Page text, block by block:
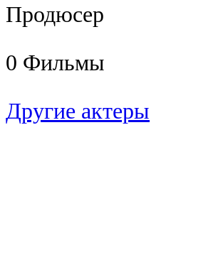
Продюсер
0 Фильмы
Другие актеры